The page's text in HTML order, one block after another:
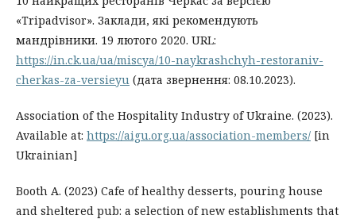
«Tripadvisor». Заклади, які рекомендують
мандрівники. 19 лютого 2020. URL:
https://in.ck.ua/ua/miscya/10-naykrashchyh-restoraniv-
cherkas-za-versieyu (дата звернення: 08.10.2023).
Association of the Hospitality Industry of Ukraine. (2023).
Available at: https://aigu.org.ua/association-members/ [in
Ukrainian]
Booth A. (2023) Cafe of healthy desserts, pouring house
and sheltered pub: a selection of new establishments that